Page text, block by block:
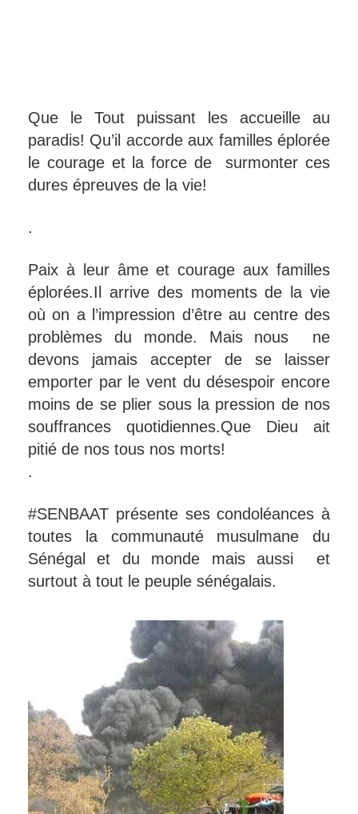
Que le Tout puissant les accueille au
paradis! Qu’il accorde aux familles éplorée
le courage et la force de surmonter ces
dures épreuves de la vie!
.
Paix à leur âme et courage aux familles
éplorées.Il arrive des moments de la vie
où on a l’impression d’être au centre des
problèmes du monde. Mais nous ne
devons jamais accepter de se laisser
emporter par le vent du désespoir encore
moins de se plier sous la pression de nos
souffrances quotidiennes.Que Dieu ait
pitié de nos tous nos morts!
.
#SENBAAT présente ses condoléances à
toutes la communauté musulmane du
Sénégal et du monde mais aussi et
surtout à tout le peuple sénégalais.